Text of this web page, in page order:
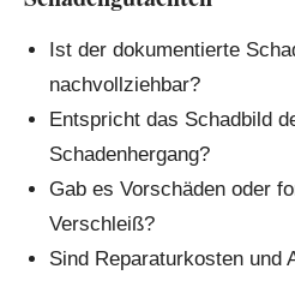
Ist der dokumentierte
nachvollziehbar?
Entspricht das Schadbild
Schadenhergang?
Gab es Vorschäden oder
Verschleiß?
Sind Reparaturkosten und